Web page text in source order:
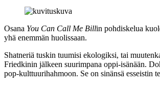
Osana You Can Call Me Billin pohdiskelua
yhä enemmän huolissaan.
Shatneriä tuskin tuumisi ekologiksi, tai
Friedkinin jälkeen suurimpana oppi-isänään.
pop‑kulttuurihahmoon. Se on sinänsä esseistin